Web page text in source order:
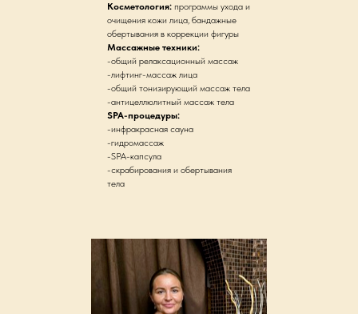
Косметология: программы ухода и
очищения кожи лица, бандажные
обертывания в коррекции фигуры
Массажные техники:
-общий релаксационный массаж
-лифтинг-массаж лица
-общий тонизирующий массаж тела
-антицеллюлитный массаж тела
SPA-процедуры:
-инфракрасная сауна
-гидромассаж
-SPA-капсула
-скрабирования и обертывания
тела